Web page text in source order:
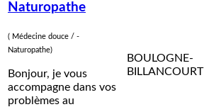
Naturopathe
( Médecine douce / -
Naturopathe)
Bonjour, je vous
accompagne dans vos
problèmes au
BOULOGNE-
BILLANCOURT